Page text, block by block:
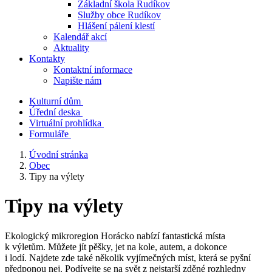
Základní škola Rudíkov
Služby obce Rudíkov
Hlášení pálení klestí
Kalendář akcí
Aktuality
Kontakty
Kontaktní informace
Napište nám
Kulturní dům
Úřední deska
Virtuální prohlídka
Formuláře
Úvodní stránka
Obec
Tipy na výlety
Tipy na výlety
Ekologický mikroregion Horácko nabízí fantastická místa
k výletům. Můžete jít pěšky, jet na kole, autem, a dokonce
i lodí. Najdete zde také několik vyjímečných míst, která se pyšní
předponou nej. Podívejte se na svět z nejstarší zděné rozhledny